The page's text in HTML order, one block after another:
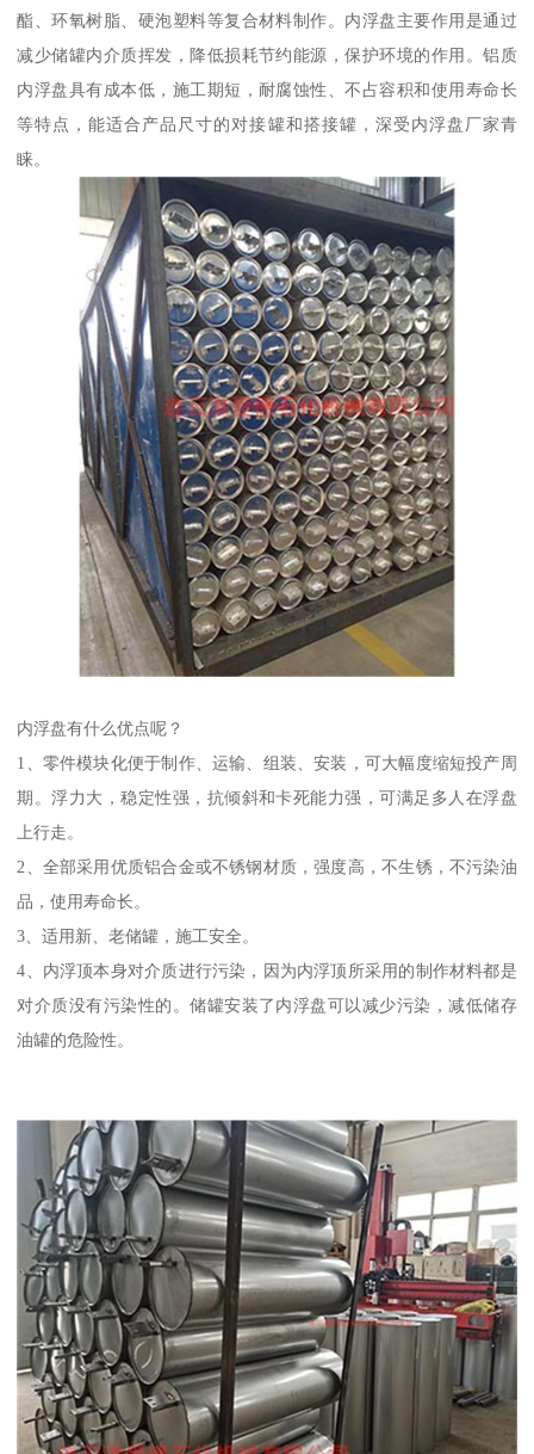
酯、环氧树脂、硬泡塑料等复合材料制作。内浮盘主要作用是通过
减少储罐内介质挥发，降低损耗节约能源，保护环境的作用。铝质
内浮盘具有成本低，施工期短，耐腐蚀性、不占容积和使用寿命长
等特点，能适合产品尺寸的对接罐和搭接罐，深受内浮盘厂家青
睐。
内浮盘有什么优点呢？
1、零件模块化便于制作、运输、组装、安装，可大幅度缩短投产周
期。浮力大，稳定性强，抗倾斜和卡死能力强，可满足多人在浮盘
上行走。
2、全部采用优质铝合金或不锈钢材质，强度高，不生锈，不污染油
品，使用寿命长。
3、适用新、老储罐，施工安全。
4、内浮顶本身对介质进行污染，因为内浮顶所采用的制作材料都是
对介质没有污染性的。储罐安装了内浮盘可以减少污染，减低储存
油罐的危险性。